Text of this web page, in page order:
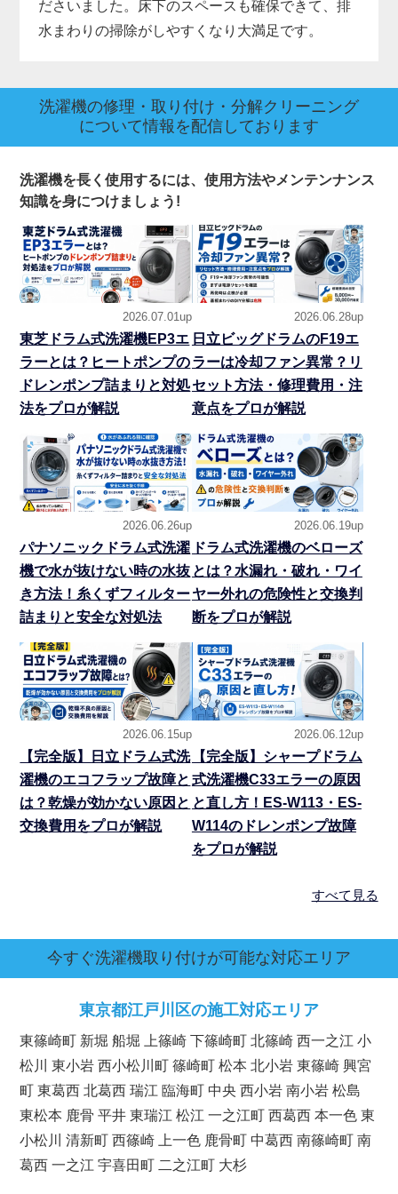
ださいました。床下のスペースも確保できて、排
水まわりの掃除がしやすくなり大満足です。
洗濯機の修理・取り付け・分解クリーニング
について情報を配信しております
洗濯機を長く使用するには、使用方法やメンテンナンス
知識を身につけましょう!
2026.07.01up
東芝ドラム式洗濯機EP3エ
ラーとは？ヒートポンプの
ドレンポンプ詰まりと対処
法をプロが解説
2026.06.28up
日立ビッグドラムのF19エ
ラーは冷却ファン異常？リ
セット方法・修理費用・注
意点をプロが解説
2026.06.26up
パナソニックドラム式洗濯
機で水が抜けない時の水抜
き方法！糸くずフィルター
詰まりと安全な対処法
2026.06.19up
ドラム式洗濯機のベローズ
とは？水漏れ・破れ・ワイ
ヤー外れの危険性と交換判
断をプロが解説
2026.06.15up
【完全版】日立ドラム式洗
濯機のエコフラップ故障と
は？乾燥が効かない原因と
交換費用をプロが解説
2026.06.12up
【完全版】シャープドラム
式洗濯機C33エラーの原因
と直し方！ES-W113・ES-
W114のドレンポンプ故障
をプロが解説
すべて見る
今すぐ洗濯機取り付けが可能な対応エリア
東京都江戸川区の施工対応エリア
東篠崎町 新堀 船堀 上篠崎 下篠崎町 北篠崎 西一之江 小
松川 東小岩 西小松川町 篠崎町 松本 北小岩 東篠崎 興宮
町 東葛西 北葛西 瑞江 臨海町 中央 西小岩 南小岩 松島
東松本 鹿骨 平井 東瑞江 松江 一之江町 西葛西 本一色 東
小松川 清新町 西篠崎 上一色 鹿骨町 中葛西 南篠崎町 南
葛西 一之江 宇喜田町 二之江町 大杉